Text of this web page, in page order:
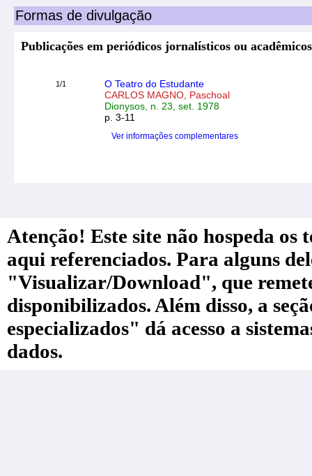
Formas de divulgação
Publicações em periódicos jornalísticos ou acadêmicos
1/1
O Teatro do Estudante
CARLOS MAGNO, Paschoal
Dionysos, n. 23, set. 1978
p. 3-11
Ver informações complementares
Atenção! Este site não hospeda
aqui referenciados. Para alguns
"Visualizar/Download", que
disponibilizados. Além disso, a
especializados" dá acesso a
dados.